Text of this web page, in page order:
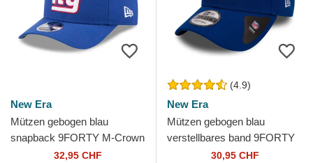
New Era
Mützen gebogen blau
snapback 9FORTY M-Crown
Team der New York Giants
32,95 CHF
(4.9)
New Era
Mützen gebogen blau
verstellbares band 9FORTY
The League der New York
30,95 CHF